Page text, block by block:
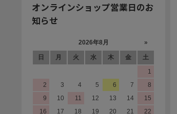
オンラインショップ営業日のお
知らせ